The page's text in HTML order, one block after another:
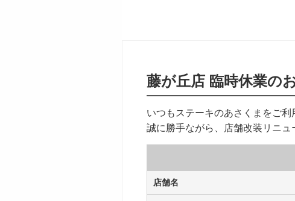
藤が丘店 臨時休業の
いつもステーキのあさくまをご利
誠に勝手ながら、店舗改装リニュ
店舗名